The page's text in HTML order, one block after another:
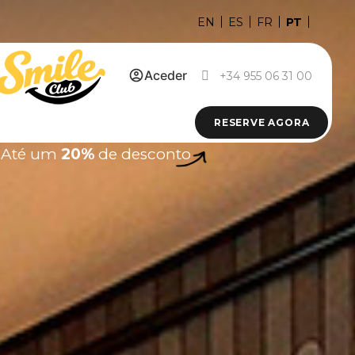
EN ES FR PT
Aceder +34 955 06 31 00
RESERVE AGORA
Até um 20% de desconto